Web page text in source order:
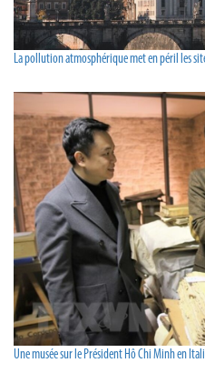
La pollution atmosphérique met en péril les
Une musée sur le Président Hô Chi Minh en